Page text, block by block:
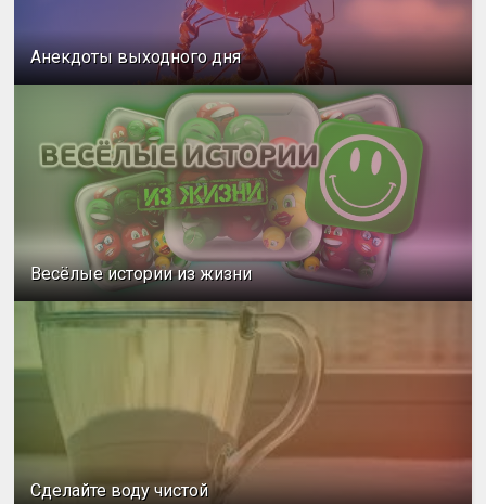
Анекдоты выходного дня
Весёлые истории из жизни
Сделайте воду чистой